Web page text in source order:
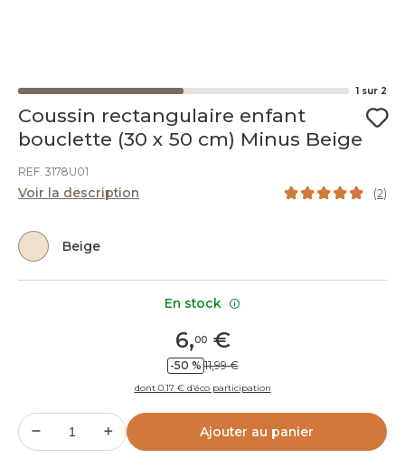
1 sur 2
Coussin rectangulaire enfant
bouclette (30 x 50 cm) Minus Beige
REF. 3178U01
Voir la description (2)
Beige
6,00€
-50 % 11,99 €
dont 0.17 € d’éco participation
Ajouter au panier